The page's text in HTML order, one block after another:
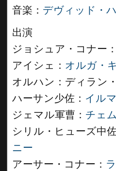
音楽： デヴィッド・
出演
ジョシュア・コナー：
アイシェ： オルガ・
オルハン：ディラン
ハーサン少佐： イル
ジェマル軍曹： チェ
シリル・ヒューズ中佐
ニー
アーサー・コナー：